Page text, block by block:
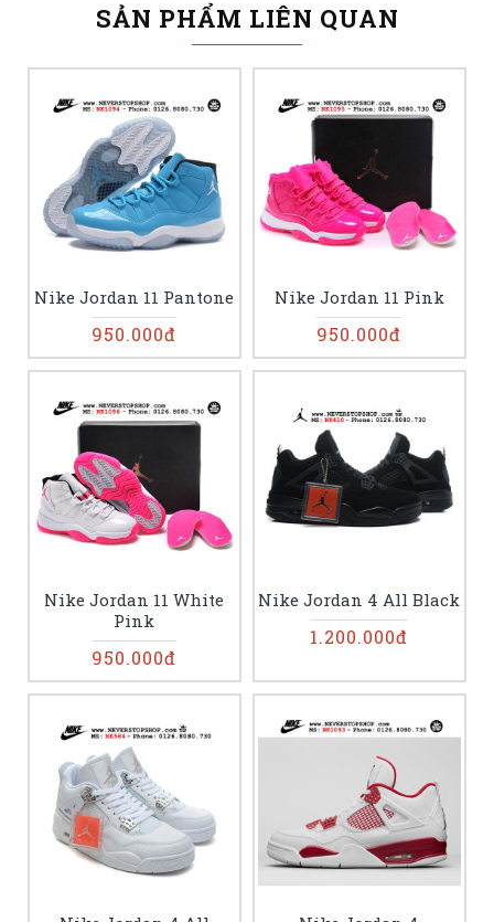
SẢN PHẨM LIÊN QUAN
Nike Jordan 11 Pantone
950.000đ
Nike Jordan 11 Pink
950.000đ
Nike Jordan 11 White
Pink
950.000đ
Nike Jordan 4 All Black
1.200.000đ